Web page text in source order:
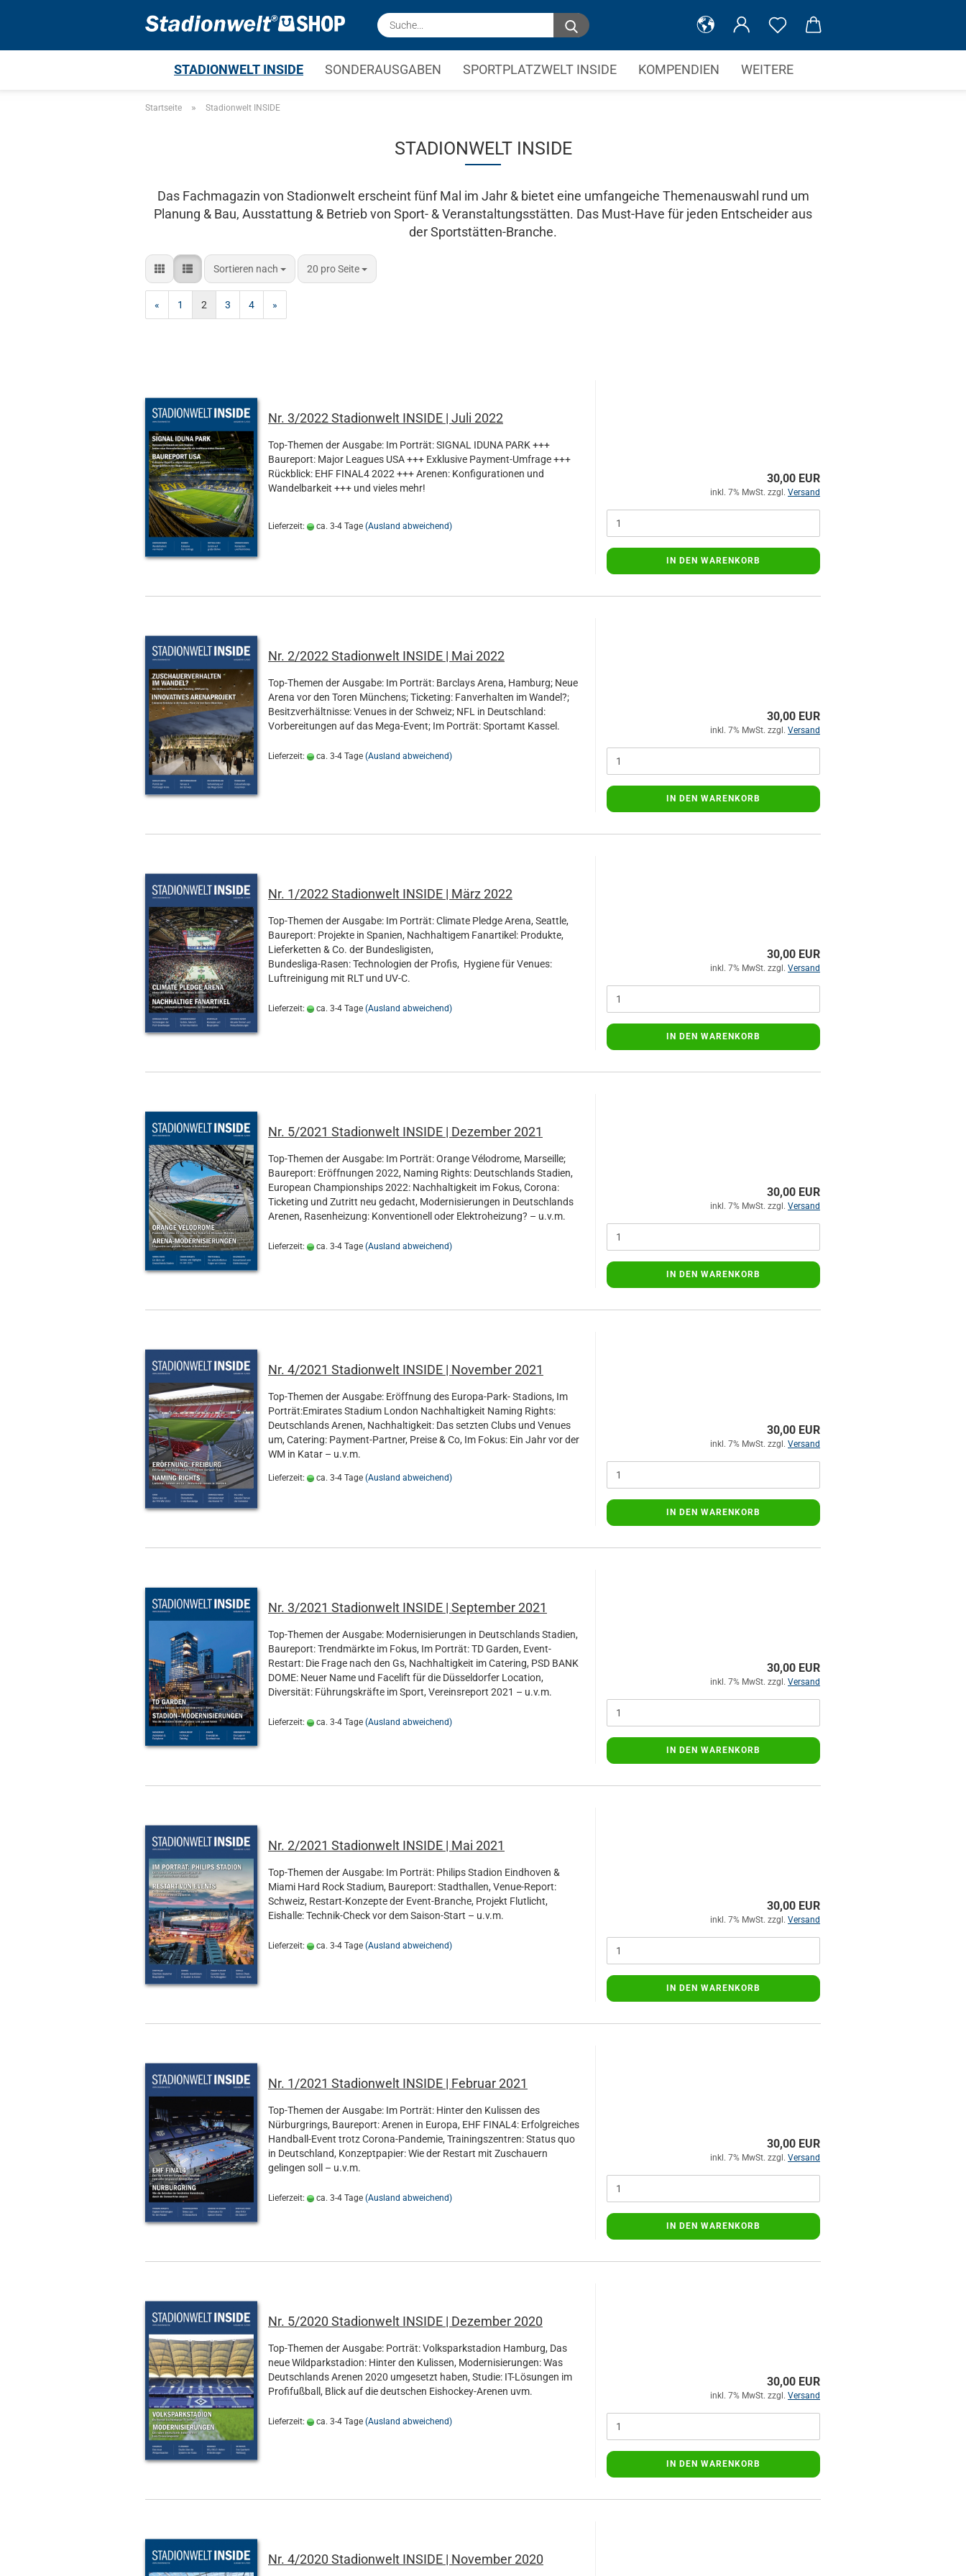
Suche...
STADIONWELT INSIDE SONDERAUSGABEN SPORTPLATZWELT INSIDE KOMPENDIEN WEITERE
Startseite » Stadionwelt INSIDE
STADIONWELT INSIDE
Das Fachmagazin von Stadionwelt erscheint fünf Mal im Jahr & bietet eine umfangeiche Themenauswahl rund um
Planung & Bau, Ausstattung & Betrieb von Sport- & Veranstaltungsstätten. Das Must-Have für jeden Entscheider aus
der Sportstätten-Branche.
Sortieren nach
Sortieren nach 20 pro Seite
pro Seite
« 1 2 3 4 »
Nr. 3/2022 Stadionwelt INSIDE | Juli 2022
Top-Themen der Ausgabe: Im Porträt: SIGNAL IDUNA PARK +++
Baureport: Major Leagues USA +++ Exklusive Payment-Umfrage +++
Rückblick: EHF FINAL4 2022 +++ Arenen: Konfigurationen und
Wandelbarkeit +++ und vieles mehr!
Lieferzeit: ca. 3-4 Tage (Ausland abweichend)
30,00 EUR
inkl. 7% MwSt. zzgl. Versand
IN DEN WARENKORB
Nr. 2/2022 Stadionwelt INSIDE | Mai 2022
Top-Themen der Ausgabe: Im Porträt: Barclays Arena, Hamburg; Neue
Arena vor den Toren Münchens; Ticketing: Fanverhalten im Wandel?;
Besitzverhältnisse: Venues in der Schweiz; NFL in Deutschland:
Vorbereitungen auf das Mega-Event; Im Porträt: Sportamt Kassel.
Lieferzeit: ca. 3-4 Tage (Ausland abweichend)
30,00 EUR
inkl. 7% MwSt. zzgl. Versand
IN DEN WARENKORB
Nr. 1/2022 Stadionwelt INSIDE | März 2022
Top-Themen der Ausgabe: Im Porträt: Climate Pledge Arena, Seattle,
Baureport: Projekte in Spanien, Nachhaltigem Fanartikel: Produkte,
Lieferketten & Co. der Bundesligisten,
Bundesliga-Rasen: Technologien der Profis, Hygiene für Venues:
Luftreinigung mit RLT und UV-C.
Lieferzeit: ca. 3-4 Tage (Ausland abweichend)
30,00 EUR
inkl. 7% MwSt. zzgl. Versand
IN DEN WARENKORB
Nr. 5/2021 Stadionwelt INSIDE | Dezember 2021
Top-Themen der Ausgabe: Im Porträt: Orange Vélodrome, Marseille;
Baureport: Eröffnungen 2022, Naming Rights: Deutschlands Stadien,
European Championships 2022: Nachhaltigkeit im Fokus, Corona:
Ticketing und Zutritt neu gedacht, Modernisierungen in Deutschlands
Arenen, Rasenheizung: Konventionell oder Elektroheizung? – u.v.m.
Lieferzeit: ca. 3-4 Tage (Ausland abweichend)
30,00 EUR
inkl. 7% MwSt. zzgl. Versand
IN DEN WARENKORB
Nr. 4/2021 Stadionwelt INSIDE | November 2021
Top-Themen der Ausgabe: Eröffnung des Europa-Park- Stadions, Im
Porträt:Emirates Stadium London Nachhaltigkeit Naming Rights:
Deutschlands Arenen, Nachhaltigkeit: Das setzten Clubs und Venues
um, Catering: Payment-Partner, Preise & Co, Im Fokus: Ein Jahr vor der
WM in Katar – u.v.m.
Lieferzeit: ca. 3-4 Tage (Ausland abweichend)
30,00 EUR
inkl. 7% MwSt. zzgl. Versand
IN DEN WARENKORB
Nr. 3/2021 Stadionwelt INSIDE | September 2021
Top-Themen der Ausgabe: Modernisierungen in Deutschlands Stadien,
Baureport: Trendmärkte im Fokus, Im Porträt: TD Garden, Event-
Restart: Die Frage nach den Gs, Nachhaltigkeit im Catering, PSD BANK
DOME: Neuer Name und Facelift für die Düsseldorfer Location,
Diversität: Führungskräfte im Sport, Vereinsreport 2021 – u.v.m.
Lieferzeit: ca. 3-4 Tage (Ausland abweichend)
30,00 EUR
inkl. 7% MwSt. zzgl. Versand
IN DEN WARENKORB
Nr. 2/2021 Stadionwelt INSIDE | Mai 2021
Top-Themen der Ausgabe: Im Porträt: Philips Stadion Eindhoven &
Miami Hard Rock Stadium, Baureport: Stadthallen, Venue-Report:
Schweiz, Restart-Konzepte der Event-Branche, Projekt Flutlicht,
Eishalle: Technik-Check vor dem Saison-Start – u.v.m.
Lieferzeit: ca. 3-4 Tage (Ausland abweichend)
30,00 EUR
inkl. 7% MwSt. zzgl. Versand
IN DEN WARENKORB
Nr. 1/2021 Stadionwelt INSIDE | Februar 2021
Top-Themen der Ausgabe: Im Porträt: Hinter den Kulissen des
Nürburgrings, Baureport: Arenen in Europa, EHF FINAL4: Erfolgreiches
Handball-Event trotz Corona-Pandemie, Trainingszentren: Status quo
in Deutschland, Konzeptpapier: Wie der Restart mit Zuschauern
gelingen soll – u.v.m.
Lieferzeit: ca. 3-4 Tage (Ausland abweichend)
30,00 EUR
inkl. 7% MwSt. zzgl. Versand
IN DEN WARENKORB
Nr. 5/2020 Stadionwelt INSIDE | Dezember 2020
Top-Themen der Ausgabe: Porträt: Volksparkstadion Hamburg, Das
neue Wildparkstadion: Hinter den Kulissen, Modernisierungen: Was
Deutschlands Arenen 2020 umgesetzt haben, Studie: IT-Lösungen im
Profifußball, Blick auf die deutschen Eishockey-Arenen uvm.
Lieferzeit: ca. 3-4 Tage (Ausland abweichend)
30,00 EUR
inkl. 7% MwSt. zzgl. Versand
IN DEN WARENKORB
Nr. 4/2020 Stadionwelt INSIDE | November 2020